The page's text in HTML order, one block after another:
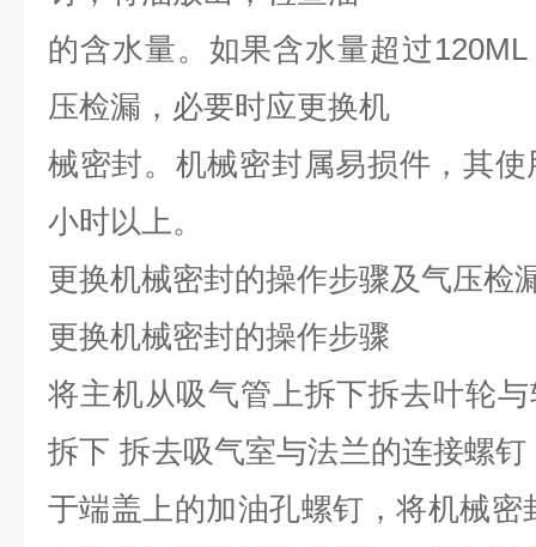
的含水量。 如果含水量超过
压检漏 ， 必要时应更换机
械密封。 机械密封属易损件 ，其使
小时以上。
更换机械密封的操作步骤及气压检
更换机械密封的操作步骤
将主机从吸气管上拆下拆去叶轮
拆下 拆去吸气室与法兰的连接螺钉
于端盖上的加油孔螺钉 ，将机械密